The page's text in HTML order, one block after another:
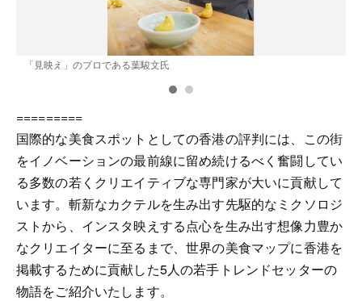
「見映え」のプロである葉駿文氏
=========
国際的な美食スポットとしての香港の評判には、この街
をイノベーションの最前線に留め続けるべく奮闘してい
る多数の若くクリエイティブな専門家が大いに貢献して
います。斬新なカクテルを生み出す先駆的なミクソロジ
ストから、インスタ映えする点心を生み出す想像力豊か
なクリエイターに至るまで、世界の美食マップに香港を
掲載するために貢献した5人の若手トレンドセッターの
物語をご紹介いたします。